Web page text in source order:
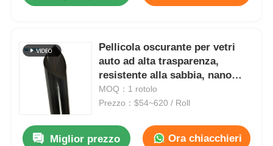
Pellicola oscurante per vetri
auto ad alta trasparenza,
resistente alla sabbia, nano
ceramica, a cambio colore
MOQ：1 rotolo
Prezzo：$54~620 / Roll
Miglior prezzo Ora chiacchieri